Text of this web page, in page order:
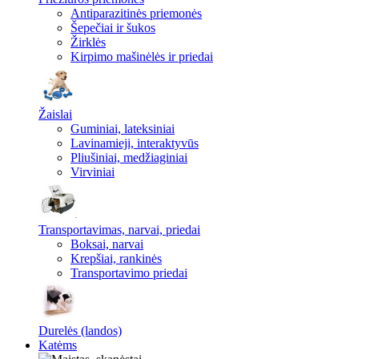
Antiparazitinės priemonės
Šepečiai ir šukos
Žirklės
Kirpimo mašinėlės ir priedai
Žaislai
Guminiai, lateksiniai
Lavinamieji, interaktyvūs
Pliušiniai, medžiaginiai
Virviniai
Transportavimas, narvai, priedai
Boksai, narvai
Krepšiai, rankinės
Transportavimo priedai
Durelės (landos)
Katėms